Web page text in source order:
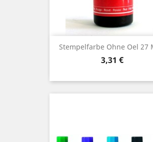
Stempelfarbe Ohne Oel 27
Preis
3,31 €